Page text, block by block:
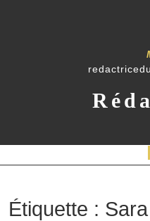
Étiquette :